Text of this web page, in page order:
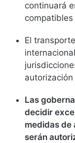
continuará
El
Las
decidir
medidas de
serán